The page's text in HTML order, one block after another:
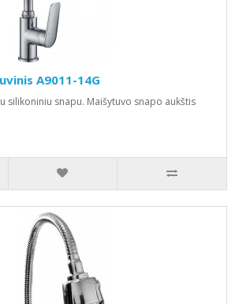
A9011-14G
silikoniniu snapu. Maišytuvo snapo aukštis